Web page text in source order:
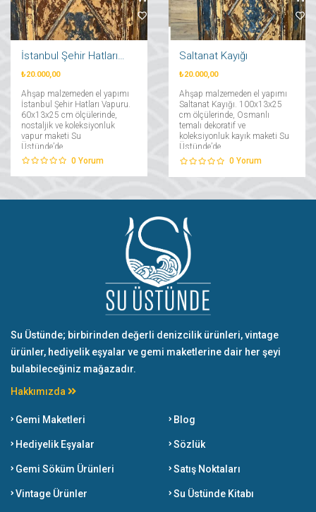
₺20.000,00
Ahşap malzemeden el yapımı
İstanbul Şehir Hatları Vapuru.
60x13x25 cm ölçülerinde,
nostaljik ve koleksiyonluk
vapur maketi Su
Üstünde’de....
0 Yorum
Saltanat Kayığı
₺20.000,00
Ahşap malzemeden el yapımı
Saltanat Kayığı. 100x13x25
cm ölçülerinde, Osmanlı
temalı dekoratif ve
koleksiyonluk kayık maketi Su
Üstünde’de....
0 Yorum
Su Üstünde; birbirinden değerli denizcilik ürünleri, vintage
ürünler, hediyelik eşyalar ve gemi maketlerine dair her şeyi
bulabileceğiniz mağazadır.
Hakkımızda
Gemi Maketleri
Hediyelik Eşyalar
Gemi Söküm Ürünleri
Vintage Ürünler
Blog
Sözlük
Satış Noktaları
Su Üstünde Kitabı